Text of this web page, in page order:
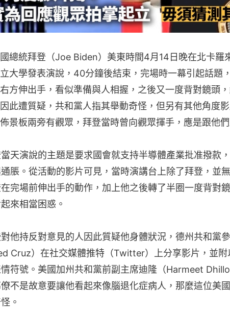
總統拜登（Joe Biden）美東時間4月14日晚在北卡羅
大學發表演說，40分鐘後結束，完場時一幕引起話題
方伸出手，看似準備與人相握，之後又一度背對鏡頭
此遭質疑，共和黨人指其舉動奇怪，但另有其他角度
景板兩旁有觀眾，拜登當時曾向觀眾揮手，應是跟他們
天演說的主題是要求國會就支持半導體產業批准撥款
脹。從活動的影片可見，當時演講台上除了拜登，並
完場前伸出手的動作，加上他之後轉了半圈一度背對
來相當困惑。
他持反對意見的人因此質疑他身體狀況，德州共和黨
Cruz）在社交媒體推特（Twitter）上分享影片，並附
符號。美國加州共和黨前副主席迪隆（Harmeet
不是故意要讓他看起來像腦退化症病人，那麼這位美
。